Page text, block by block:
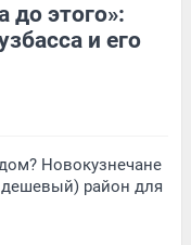
до этого»:
и его
Новокузнечане
район для